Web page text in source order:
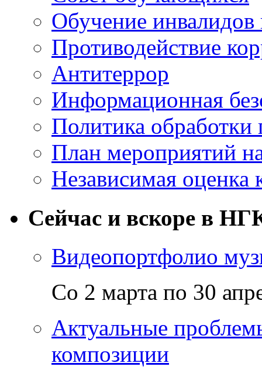
Обучение
Противодействие
Антитеррор
Информационная
Политика
План мероприятий
Независимая оценка
Сейчас и вскоре в
Видеопортфолио
Со 2 марта по 30
Актуальные
композиции